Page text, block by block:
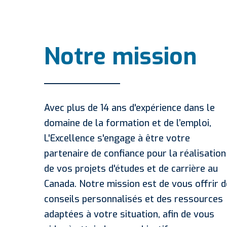
Notre mission
Avec plus de 14 ans d'expérience dans le
domaine de la formation et de l’emploi,
L'Excellence s'engage à être votre
partenaire de confiance pour la réalisation
de vos projets d'études et de carrière au
Canada. Notre mission est de vous offrir
conseils personnalisés et des ressources
adaptées à votre situation, afin de vous